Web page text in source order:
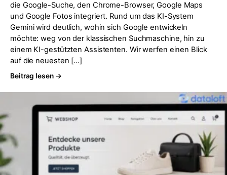
die Google-Suche, den Chrome-Browser, Google Maps
und Google Fotos integriert. Rund um das KI-System
Gemini wird deutlich, wohin sich Google entwickeln
möchte: weg von der klassischen Suchmaschine, hin zu
einem KI-gestützten Assistenten. Wir werfen einen Blick
auf die neuesten […]
Beitrag lesen →